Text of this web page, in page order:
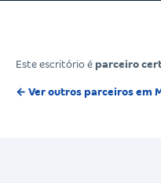
Este escritório é parceiro
← Ver outros parceiros em